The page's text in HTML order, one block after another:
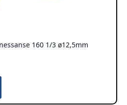
160 1/3 ø12,5mm